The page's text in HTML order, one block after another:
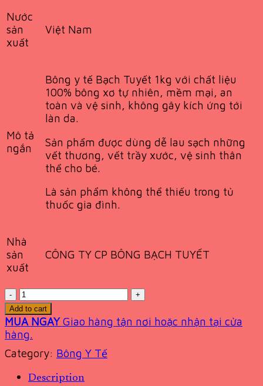
Nước
sản
xuất
Việt Nam
Mô tả
ngắn
Bông y tế Bạch Tuyết 1kg với chất liệu
100% bông xơ tự nhiên, mềm mại, an
toàn và vệ sinh, không gây kích ứng tới
làn da.
Sản phẩm được dùng dễ lau sạch những
vết thương, vết trầy xước, vệ sinh thân
thể cho bé.
Là sản phẩm không thể thiếu trong tủ
thuốc gia đình.
Nhà
sản
xuất
CÔNG TY CP BÔNG BẠCH TUYẾT
Quantity
Add to cart
MUA NGAY Giao hàng tận nơi hoặc nhận tại cửa
hàng.
Category: Bông Y Tế
Description